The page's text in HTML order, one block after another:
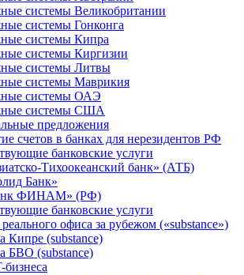
системы Великобритании
системы Гонконга
системы Кипра
системы Киргизии
системы Литвы
системы Маврикия
системы ОАЭ
системы США
предложения
счетов в банках для нерезидентов РФ
банковские услуги
Тихоокеанский банк» (АТБ)
Банк»
ФИНАМ» (РФ)
банковские услуги
офиса за рубежом («substance»)
Кипре (substance)
БВО (substance)
бизнеса